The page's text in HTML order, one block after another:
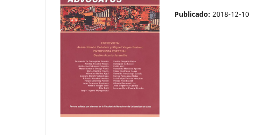
Publicado: 2018-12-10